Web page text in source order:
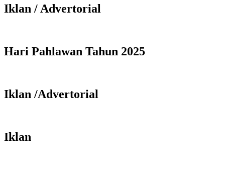
Iklan / Advertorial
Hari Pahlawan Tahun 2025
Iklan /Advertorial
Iklan